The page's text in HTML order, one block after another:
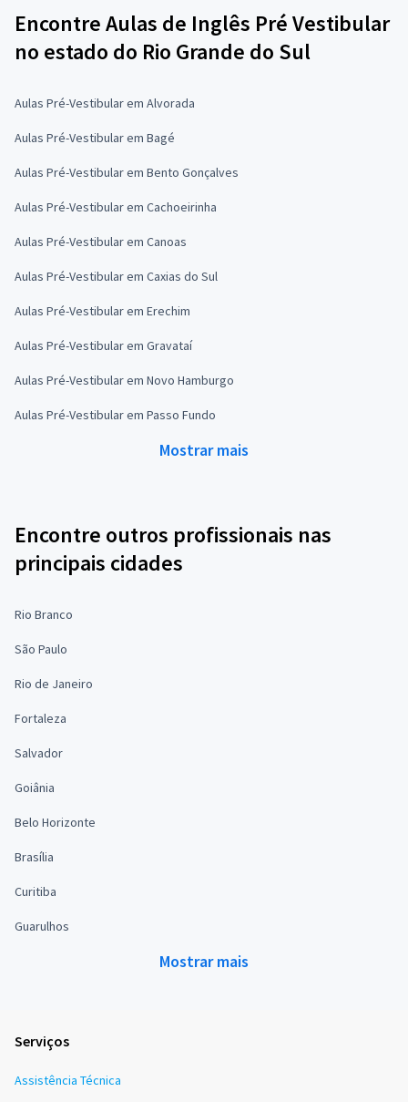
Encontre Aulas de Inglês Pré Vestibular
no estado do Rio Grande do Sul
Aulas Pré-Vestibular em Alvorada
Aulas Pré-Vestibular em Bagé
Aulas Pré-Vestibular em Bento Gonçalves
Aulas Pré-Vestibular em Cachoeirinha
Aulas Pré-Vestibular em Canoas
Aulas Pré-Vestibular em Caxias do Sul
Aulas Pré-Vestibular em Erechim
Aulas Pré-Vestibular em Gravataí
Aulas Pré-Vestibular em Novo Hamburgo
Aulas Pré-Vestibular em Passo Fundo
Mostrar mais
Encontre outros profissionais nas
principais cidades
Rio Branco
São Paulo
Rio de Janeiro
Fortaleza
Salvador
Goiânia
Belo Horizonte
Brasília
Curitiba
Guarulhos
Mostrar mais
Serviços
Assistência Técnica